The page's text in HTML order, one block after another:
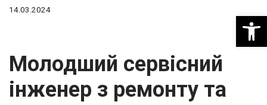
14.03.2024
Молодший сервісний
інженер з ремонту та